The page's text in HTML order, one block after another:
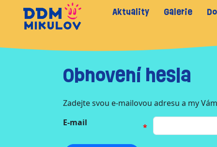
Aktuality Galerie
Obnovení hesla
Zadejte svou e-mailovou adresu a my
E-mail